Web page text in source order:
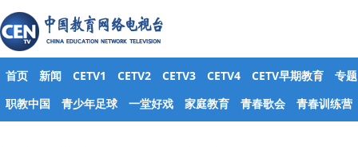
首页 新闻 CETV1 CETV2 CETV3 CETV4 CETV早期教育
专题
职教中国
青少年足球 一堂好戏 家庭教育 青春歌会 青春训练营